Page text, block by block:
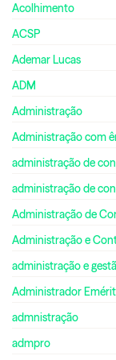
Acolhimento
ACSP
Ademar Lucas
ADM
Administração
Administração com
administração de
administração de
Administração de
Administração e
administração e
Administrador
admnistração
admpro